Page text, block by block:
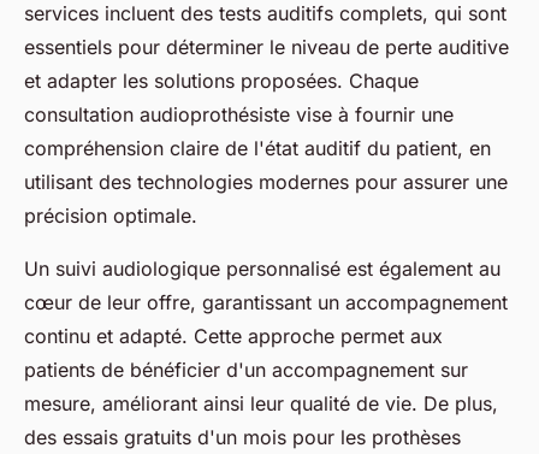
services incluent des tests auditifs complets, qui sont
essentiels pour déterminer le niveau de perte auditive
et adapter les solutions proposées. Chaque
consultation audioprothésiste vise à fournir une
compréhension claire de l'état auditif du patient, en
utilisant des technologies modernes pour assurer une
précision optimale.
Un suivi audiologique personnalisé est également au
cœur de leur offre, garantissant un accompagnement
continu et adapté. Cette approche permet aux
patients de bénéficier d'un accompagnement sur
mesure, améliorant ainsi leur qualité de vie. De plus,
des essais gratuits d'un mois pour les prothèses